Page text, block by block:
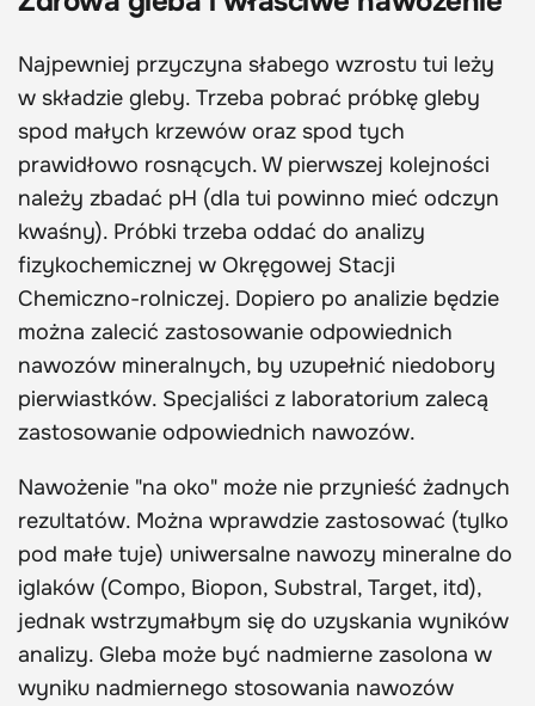
Najpewniej przyczyna słabego wzrostu tui leży
w składzie gleby. Trzeba pobrać próbkę gleby
spod małych krzewów oraz spod tych
prawidłowo rosnących. W pierwszej kolejności
należy zbadać pH (dla tui powinno mieć odczyn
kwaśny). Próbki trzeba oddać do analizy
fizykochemicznej w Okręgowej Stacji
Chemiczno-rolniczej. Dopiero po analizie będzie
można zalecić zastosowanie odpowiednich
nawozów mineralnych, by uzupełnić niedobory
pierwiastków. Specjaliści z laboratorium zalecą
zastosowanie odpowiednich nawozów.
Nawożenie "na oko" może nie przynieść żadnych
rezultatów. Można wprawdzie zastosować (tylko
pod małe tuje) uniwersalne nawozy mineralne do
iglaków (Compo, Biopon, Substral, Target, itd),
jednak wstrzymałbym się do uzyskania wyników
analizy. Gleba może być nadmierne zasolona w
wyniku nadmiernego stosowania nawozów